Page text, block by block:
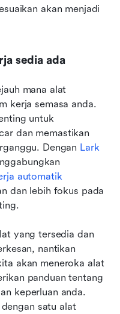
akan menjadi
sedia ada
mana alat
kerja semasa anda.
untuk
dan memastikan
Dengan Lark
automatik
dan lebih fokus pada
yang tersedia dan
nantikan
akan meneroka alat
panduan tentang
keperluan anda.
satu alat